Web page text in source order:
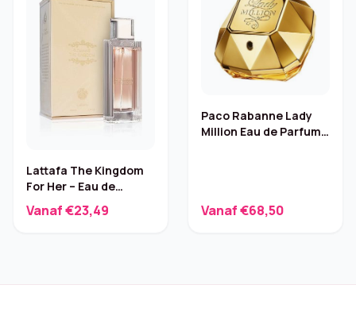
Lattafa The Kingdom
For Her – Eau de
Parfum
Vanaf €23,49
Paco Rabanne Lady
Million Eau de Parfum –
Vanaf €68,50